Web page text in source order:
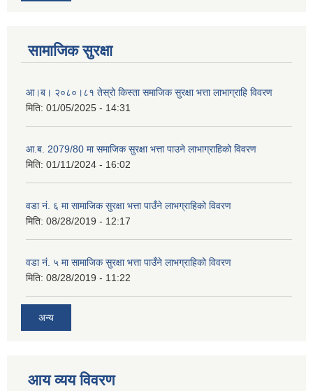
सामाजिक सुरक्षा
आ।ब। २०८०।८१ तेस्रो किस्ता समाजिक सुरक्षा भत्ता लाभाग्राहि विवरण
मिति: 01/05/2025 - 14:31
आ.ब. 2079/80 मा समाजिक सुरक्षा भत्ता पाउने लाभाग्राहिको विवरण
मिति: 01/11/2024 - 16:02
वडा नं. ६ मा सामाजिक सुरक्षा भत्ता पाउँने लाभग्राहिको विवरण
मिति: 08/28/2019 - 12:17
वडा नं. ५ मा सामाजिक सुरक्षा भत्ता पाउँने लाभग्राहिको विवरण
मिति: 08/28/2019 - 11:22
अन्य
आय व्यय विवरण